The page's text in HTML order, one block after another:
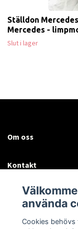
Ställdon
Mercedes -
Slut i lager
Om oss
Kontakt
Mer information:
Sociala medier
använda
Cookies